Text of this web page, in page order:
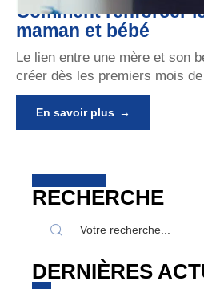
Comment renforcer
maman et bébé
Le lien entre une mère et son
créer dès les premiers mois
En savoir plus
RECHERCHE
DERNIÈRES